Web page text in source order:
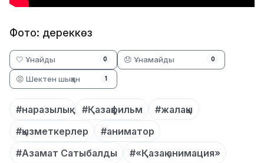
Фото: дереккөз
🤍 Ұнайды 0 😞 Ұнамайды 0
😡 Шектен шыққан 1
#наразылық #Қазақфильм
#жалақы
#қызметкерлер
#аниматор
#Азамат Сатыбалды
#«Қазақ анимация»